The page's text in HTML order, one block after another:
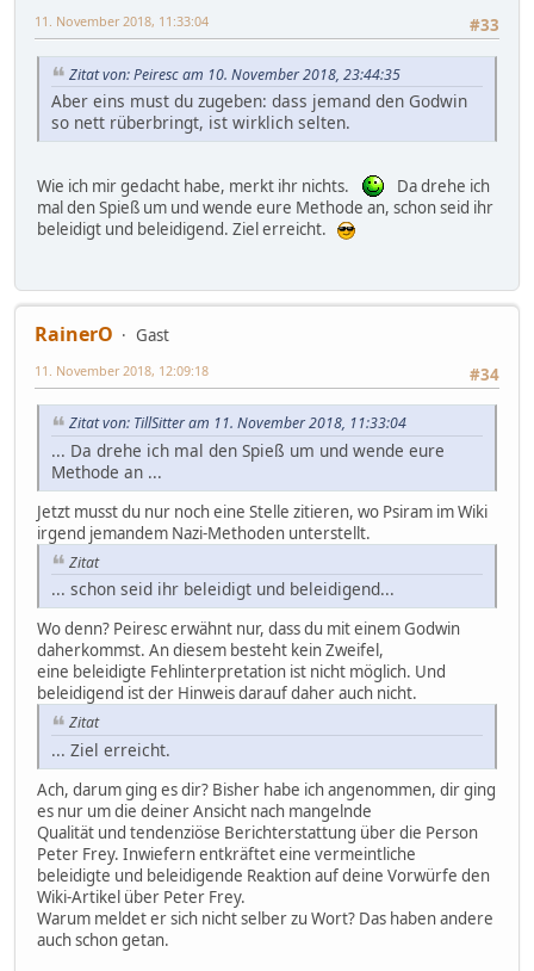
#33
11. November 2018, 11:33:04
Zitat von: Peiresc am 10. November 2018, 23:44:35
Aber eins must du zugeben: dass jemand den Godwin
so nett rüberbringt, ist wirklich selten.
Wie ich mir gedacht habe, merkt ihr nichts.
Da drehe ich
mal den Spieß um und wende eure Methode an, schon seid ihr
beleidigt und beleidigend. Ziel erreicht.
RainerO
Gast
#34
11. November 2018, 12:09:18
Zitat von: TillSitter am 11. November 2018, 11:33:04
... Da drehe ich mal den Spieß um und wende eure
Methode an ...
Jetzt musst du nur noch eine Stelle zitieren, wo Psiram im Wiki
irgend jemandem Nazi-Methoden unterstellt.
Zitat
... schon seid ihr beleidigt und beleidigend...
Wo denn? Peiresc erwähnt nur, dass du mit einem Godwin
daherkommst. An diesem besteht kein Zweifel,
eine beleidigte Fehlinterpretation ist nicht möglich. Und
beleidigend ist der Hinweis darauf daher auch nicht.
Zitat
... Ziel erreicht.
Ach, darum ging es dir? Bisher habe ich angenommen, dir ging
es nur um die deiner Ansicht nach mangelnde
Qualität und tendenziöse Berichterstattung über die Person
Peter Frey. Inwiefern entkräftet eine vermeintliche
beleidigte und beleidigende Reaktion auf deine Vorwürfe den
Wiki-Artikel über Peter Frey.
Warum meldet er sich nicht selber zu Wort? Das haben andere
auch schon getan.